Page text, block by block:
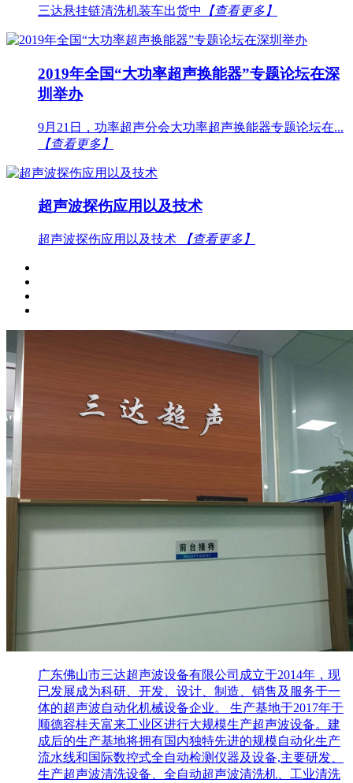
三达悬挂链清洗机装车出货中 【查看更多】
2019年全国“大功率超声换能器”专题论坛在深
圳举办
9月21日，功率超声分会大功率超声换能器专题论坛在...
【查看更多】
超声波探伤应用以及技术
超声波探伤应用以及技术 【查看更多】
广东佛山市三达超声波设备有限公司成立于2014年，现
已发展成为科研、开发、设计、制造、销售及服务于一
体的超声波自动化机械设备企业。 生产基地于2017年于
顺德容桂天富来工业区进行大规模生产超声波设备。建
成后的生产基地将拥有国内独特先进的规模自动化生产
流水线和国际数控式全自动检测仪器及设备,主要研发、
生产超声波清洗设备、全自动超声波清洗机、工业清洗